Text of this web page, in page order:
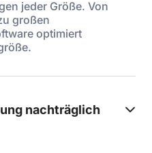
jeder Größe. Von
großen
optimiert
nachträglich